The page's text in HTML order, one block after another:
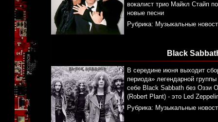
вокалист трио Майкл Стайп
новые песни
Рубрика: Музыкальные
Black
В середине июня выходит
периода» легендарной
себе Black Sabbath без Оззи
(Robert Plant) - это Led
Рубрика: Музыкальные